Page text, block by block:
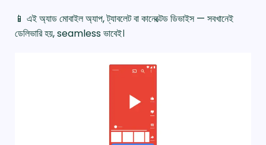
📱 এই অ্যাড মোবাইল অ্যাপ, ট্যাবলেট বা কানেক্টেড ডিভাইস — সবখানেই
ডেলিভারি হয়, seamless ভাবেই।